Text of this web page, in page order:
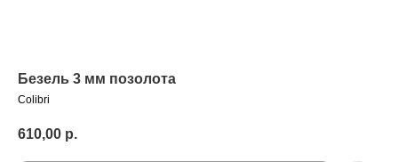
Безель 3 мм позолота
Colibri
610,00 р.